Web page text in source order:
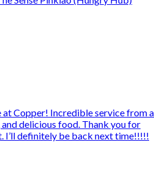
at Copper! Incredible service from
delicious food. Thank you for
I’ll definitely be back next time!!!!!